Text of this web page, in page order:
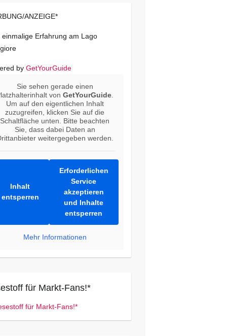
ANZEIGE*
einmalige Erfahrung am Lago
by GetYourGuide
Sie sehen gerade einen
vonGetYourGuide
Um auf den eigentlichen Inhalt
zuzugreifen, klicken Sie auf die
Schaltfläche unten. Bitte beachten
Sie, dass dabei Daten an
weitergegeben werden.
Inhalt
entsperren
Erforderlichen
Service
akzeptieren
und Inhalte
entsperren
Mehr Informationen
für Markt-Fans!*